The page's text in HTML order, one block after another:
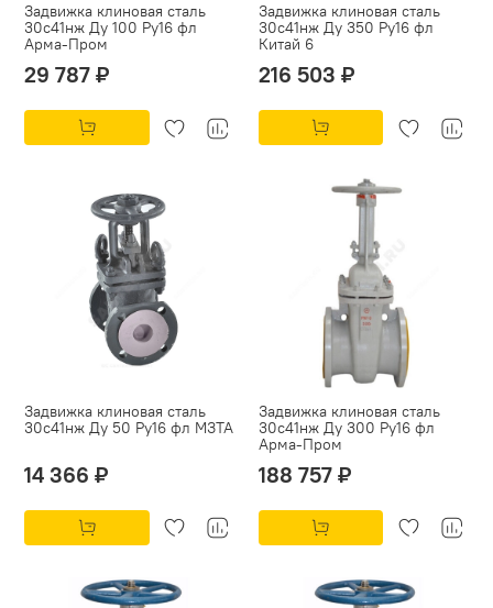
Задвижка клиновая сталь
30с41нж Ду 100 Ру16 фл
Арма-Пром
29 787 ₽
Задвижка клиновая сталь
30с41нж Ду 350 Ру16 фл
Китай 6
216 503 ₽
Задвижка клиновая сталь
30с41нж Ду 50 Ру16 фл МЗТА
14 366 ₽
Задвижка клиновая сталь
30с41нж Ду 300 Ру16 фл
Арма-Пром
188 757 ₽